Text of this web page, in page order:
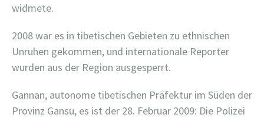
widmete.
2008 war es in tibetischen Gebieten zu ethnischen
Unruhen gekommen, und internationale Reporter
wurden aus der Region ausgesperrt.
Gannan, autonome tibetischen Präfektur im Süden der
Provinz Gansu, es ist der 28. Februar 2009: Die Polizei